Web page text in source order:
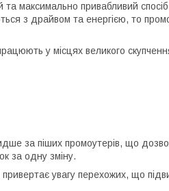
максимально привабливий
з драйвом та енергією, то
у місцях великого
за піших промоутерів, що
за одну зміну.
увагу перехожих, що